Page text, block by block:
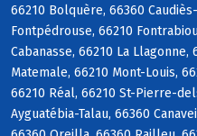
66210 Bolquère, 66360
Fontpédrouse, 66210
Cabanasse, 66210 La Llagonne,
Matemale, 66210 Mont-Louis,
66210 Réal, 66210 St-Pierre-
Ayguatébia-Talau, 66360